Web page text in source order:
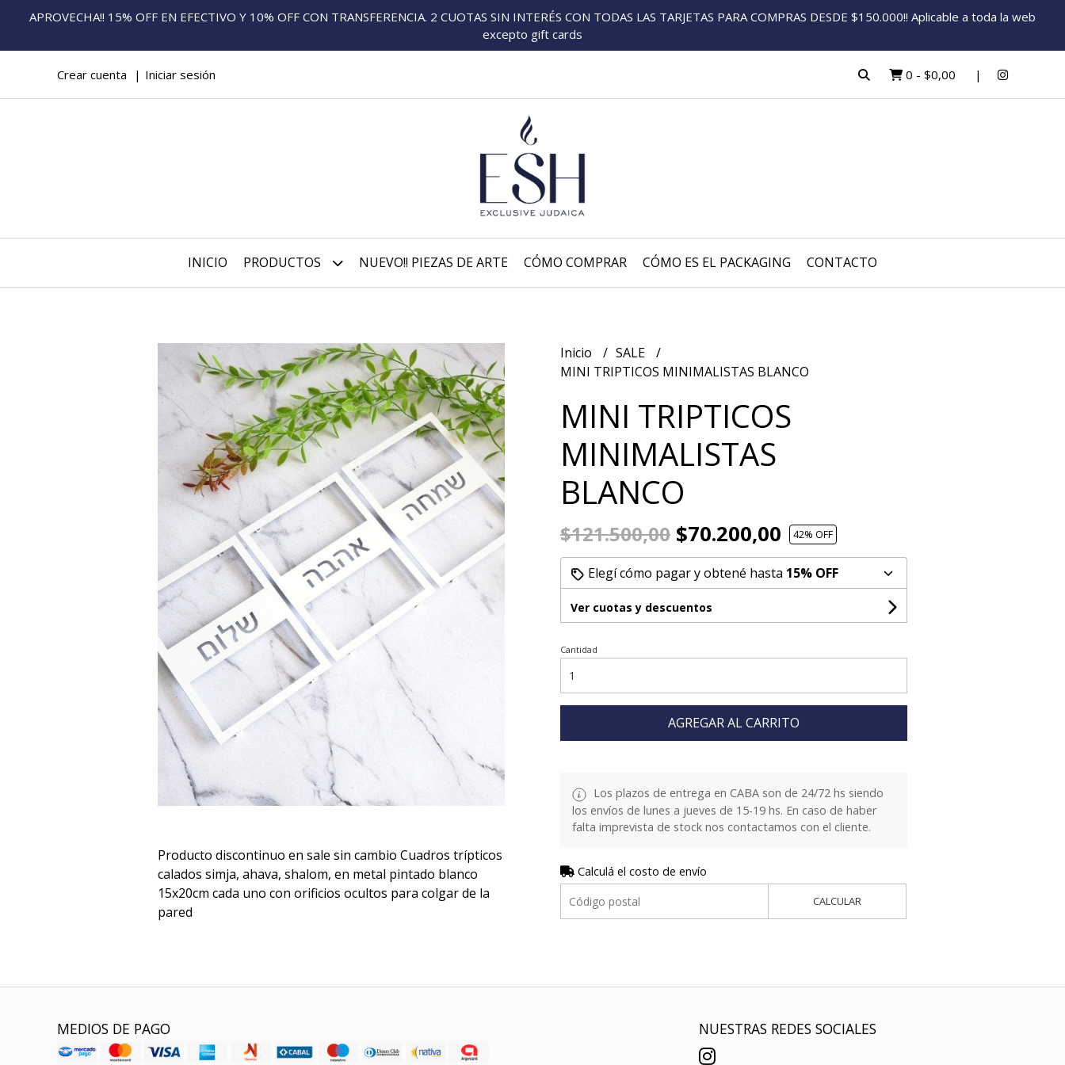
APROVECHA!! 15% OFF EN EFECTIVO Y 10% OFF CON TRANSFERENCIA. 2 CUOTAS SIN INTERÉS CON TODAS LAS TARJETAS PARA COMPRAS DESDE $150.000!! Aplicable a toda la web
excepto gift cards
Crear cuenta Iniciar sesión 0 - $0,00
INICIO PRODUCTOS NUEVO!! PIEZAS DE ARTE CÓMO COMPRAR CÓMO ES EL PACKAGING CONTACTO
Producto discontinuo en sale sin cambio Cuadros trípticos
calados simja, ahava, shalom, en metal pintado blanco
15x20cm cada uno con orificios ocultos para colgar de la
pared
Inicio
SALE
MINI TRIPTICOS MINIMALISTAS BLANCO
MINI TRIPTICOS
MINIMALISTAS
BLANCO
$121.500,00 $70.200,00 42% OFF
Elegí cómo pagar y obtené hasta 15% OFF
Ver cuotas y descuentos
Cantidad
AGREGAR AL CARRITO
Los plazos de entrega en CABA son de 24/72 hs siendo
los envíos de lunes a jueves de 15-19 hs. En caso de haber
falta imprevista de stock nos contactamos con el cliente.
Calculá el costo de envío
CALCULAR
MEDIOS DE PAGO NUESTRAS REDES SOCIALES